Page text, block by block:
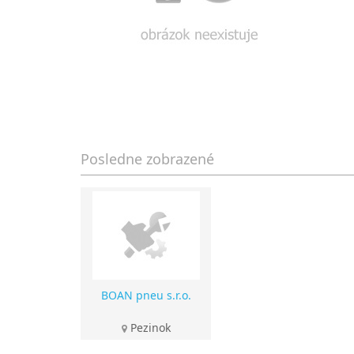
Posledne zobrazené
BOAN pneu s.r.o.
Pezinok